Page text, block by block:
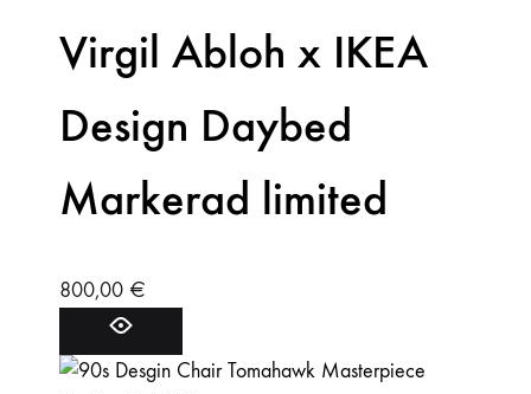
Virgil Abloh x IKEA
Design Daybed
Markerad limited
800,00 €